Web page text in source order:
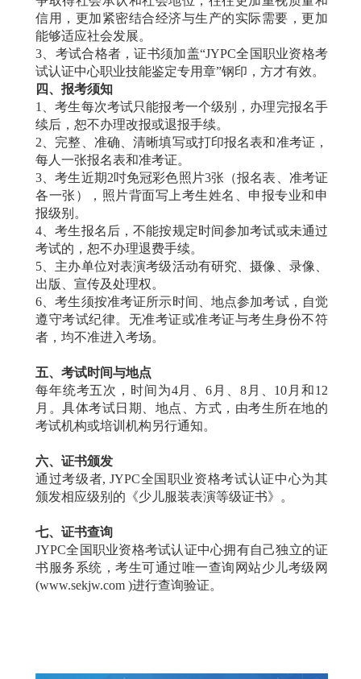
信用，更加紧密结合经济与生产的实际需要，更加
能够适应社会发展。
3、考试合格者，证书须加盖“JYPC全国职业资格考
试认证中心职业技能鉴定专用章”钢印，方才有效。
四、报考须知
1、考生每次考试只能报考一个级别，办理完报名手
续后，恕不办理改报或退报手续。
2、完整、准确、清晰填写或打印报名表和准考证，
每人一张报名表和准考证。
3、考生近期2吋免冠彩色照片3张（报名表、准考证
各一张），照片背面写上考生姓名、申报专业和申
报级别。
4、考生报名后，不能按规定时间参加考试或未通过
考试的，恕不办理退费手续。
5、主办单位对表演考级活动有研究、摄像、录像、
出版、宣传及处理权。
6、考生须按准考证所示时间、地点参加考试，自觉
遵守考试纪律。无准考证或准考证与考生身份不符
者，均不准进入考场。
五、考试时间与地点
每年统考五次，时间为4月、6月、8月、10月和12
月。具体考试日期、地点、方式，由考生所在地的
考试机构或培训机构另行通知。
六、证书颁发
通过考级者, JYPC全国职业资格考试认证中心为其
颁发相应级别的《少儿服装表演等级证书》。
七、证书查询
JYPC全国职业资格考试认证中心拥有自己独立的证
书服务系统，考生可通过唯一查询网站少儿考级网
(www.sekjw.com )进行查询验证。